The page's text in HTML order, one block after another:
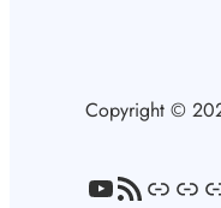
Copyright ©
YouTube
RSS-FeedLinkLink